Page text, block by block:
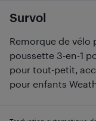
Survol
Remorque de vélo
poussette 3-en-1
pour tout-petit,
pour enfants